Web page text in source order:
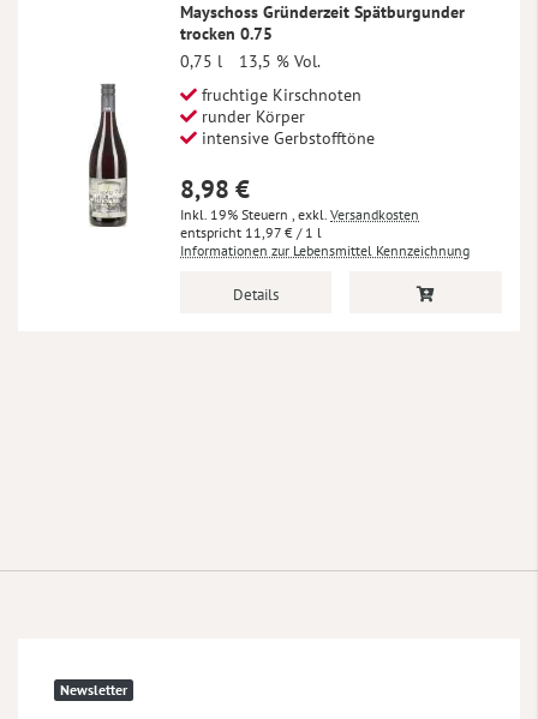
Mayschoss Gründerzeit Spätburgunder
trocken 0.75
0,75 l
13,5 % Vol.
fruchtige Kirschnoten
runder Körper
intensive Gerbstofftöne
8,98 €
Inkl. 19% Steuern , exkl. Versandkosten
11,97 € / 1 l
Informationen zur Lebensmittel Kennzeichnung
Details
Newsletter